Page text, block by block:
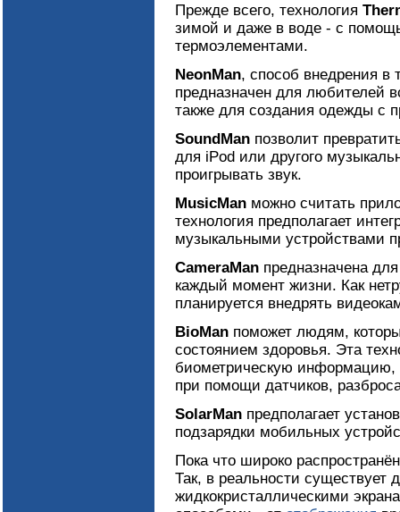
Прежде всего, технология
зимой и даже в воде - с
термоэлементами.
NeonMan, способ внедрения в
предназначен для любителей
также для создания одежды с
SoundManпозволит
для iPod или другого
проигрывать звук.
MusicManможно считать
технология предполагает
музыкальными устройствами
CameraManпредназначена
каждый момент жизни. Как
планируется внедрять
BioManпоможет людям,
состоянием здоровья. Эта
биометрическую информацию,
при помощи датчиков,
SolarManпредполагает
подзарядки мобильных
Пока что широко
Так, в реальности существует
жидкокристаллическими